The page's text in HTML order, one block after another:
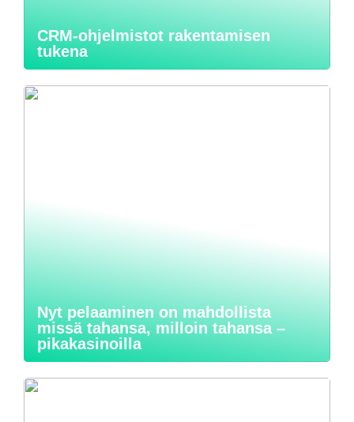
CRM-ohjelmistot rakentamisen
tukena
Nyt pelaaminen on mahdollista
missä tahansa, milloin tahansa –
pikakasinoilla